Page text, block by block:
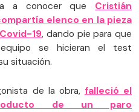
a conocer que Cristián
elenco en la pieza
19, dando pie para que
se hicieran el test
situación.
de la obra, falleció el
de un paro